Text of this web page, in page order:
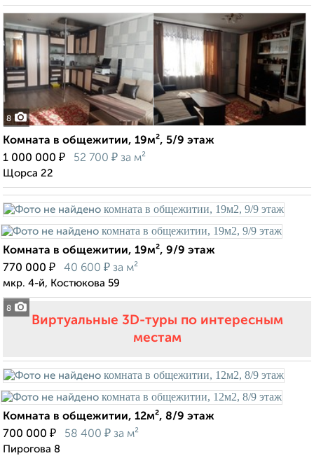
8
Комната в общежитии, 19м², 5/9 этаж
1 000 000 ₽ 52 700 ₽ за м²
Щорса 22
8
Комната в общежитии, 19м², 9/9 этаж
770 000 ₽ 40 600 ₽ за м²
мкр. 4-й, Костюкова 59
Виртуальные 3D-туры по интересным
местам
Комната в общежитии, 12м², 8/9 этаж
700 000 ₽ 58 400 ₽ за м²
Пирогова 8